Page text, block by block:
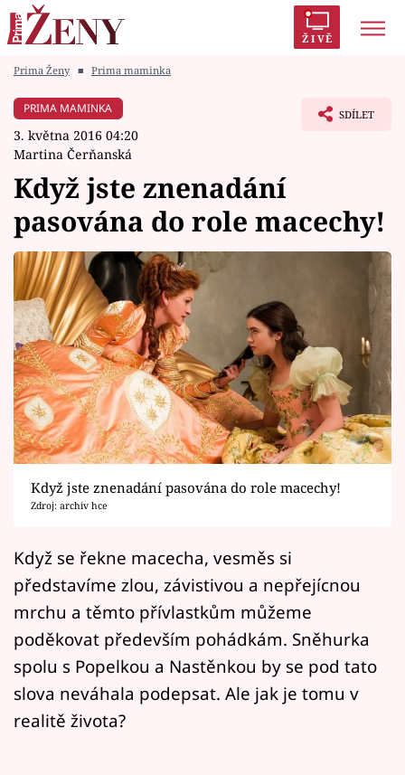
ŽIVĚ
Módní alarm
Zrádci
Témata
Celebrity
Vztahy
Seriály
Horoskopy
Sledujte prima+
Filmový festival Karlovy Vary
Mámy sobě
Přihlášení
Sledujte nás
Prima Ženy ■ Prima maminka
PRIMA MAMINKA
3. května 2016 04:20
Martina Čerňanská
SDÍLET
Když jste znenadání
pasována do role macechy!
Když jste znenadání pasována do role macechy!
Zdroj: archiv hce
Když se řekne macecha, vesměs si
představíme zlou, závistivou a nepřejícnou
mrchu a těmto přívlastkům můžeme
poděkovat především pohádkám. Sněhurka
spolu s Popelkou a Nastěnkou by se pod tato
slova neváhala podepsat. Ale jak je tomu v
realitě života?